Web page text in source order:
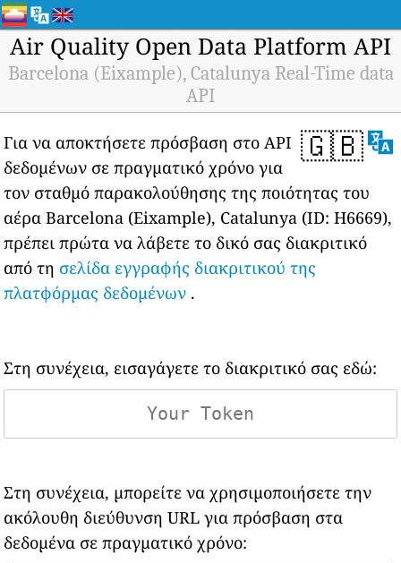
Air Quality Open Data Platform API
Barcelona (Eixample), Catalunya Real-Time data
API
🇬🇧
Για να αποκτήσετε πρόσβαση στο API
δεδομένων σε πραγματικό χρόνο για
τον σταθμό παρακολούθησης της ποιότητας του
αέρα Barcelona (Eixample), Catalunya (ID: H6669),
πρέπει πρώτα να λάβετε το δικό σας διακριτικό
από τη σελίδα εγγραφής διακριτικού της
πλατφόρμας δεδομένων .
Στη συνέχεια, εισαγάγετε το διακριτικό σας εδώ:
Στη συνέχεια, μπορείτε να χρησιμοποιήσετε την
ακόλουθη διεύθυνση URL για πρόσβαση στα
δεδομένα σε πραγματικό χρόνο: